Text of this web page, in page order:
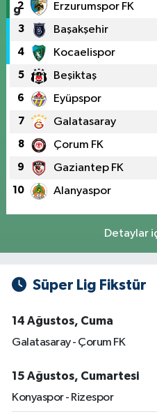
2 Erzurumspor FK
3 Başakşehir
4 Kocaelispor
5 Beşiktaş
6 Eyüpspor
7 Galatasaray
8 Çorum FK
9 Gaziantep FK
10 Alanyaspor
Detaylar
Süper Lig Fikstür
14 Ağustos, Cuma
Galatasaray - Çorum FK
15 Ağustos, Cumartesi
Konyaspor - Rizespor